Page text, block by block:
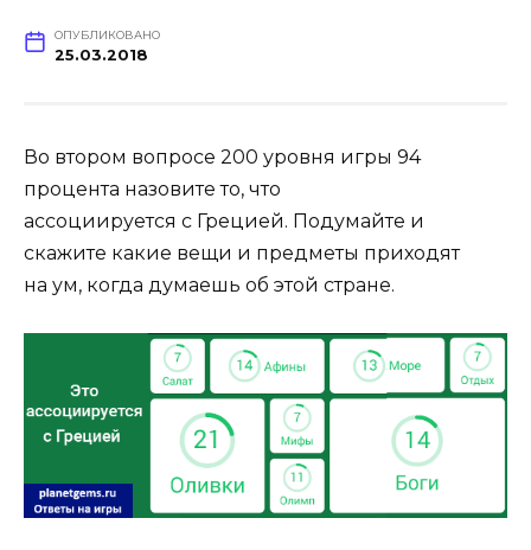
ОПУБЛИКОВАНО
25.03.2018
Во втором вопросе 200 уровня игры 94
процента назовите то, что
ассоциируется с Грецией. Подумайте и
скажите какие вещи и предметы приходят
на ум, когда думаешь об этой стране.